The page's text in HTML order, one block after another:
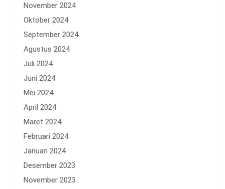
November 2024
Oktober 2024
September 2024
Agustus 2024
Juli 2024
Juni 2024
Mei 2024
April 2024
Maret 2024
Februari 2024
Januari 2024
Desember 2023
November 2023